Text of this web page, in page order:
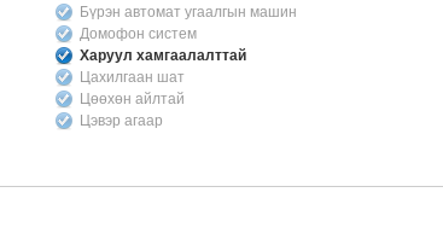
Бүрэн автомат угаалгын машин
Домофон систем
Харуул хамгаалалттай
Цахилгаан шат
Цөөхөн айлтай
Цэвэр агаар